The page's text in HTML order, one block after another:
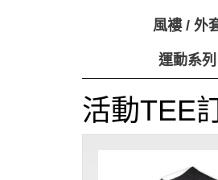
風褸 / 外
運動系列
活動TEE